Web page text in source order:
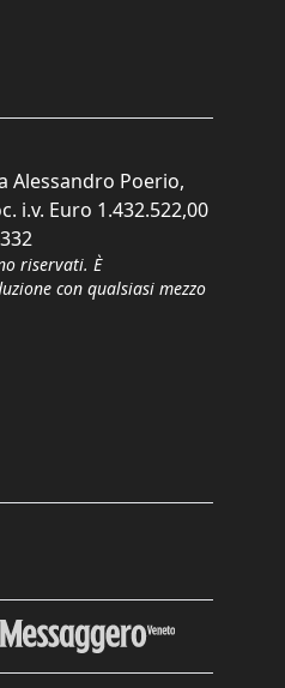
Alessandro Poerio,
i.v. Euro 1.432.522,00
riservati. È
con qualsiasi mezzo